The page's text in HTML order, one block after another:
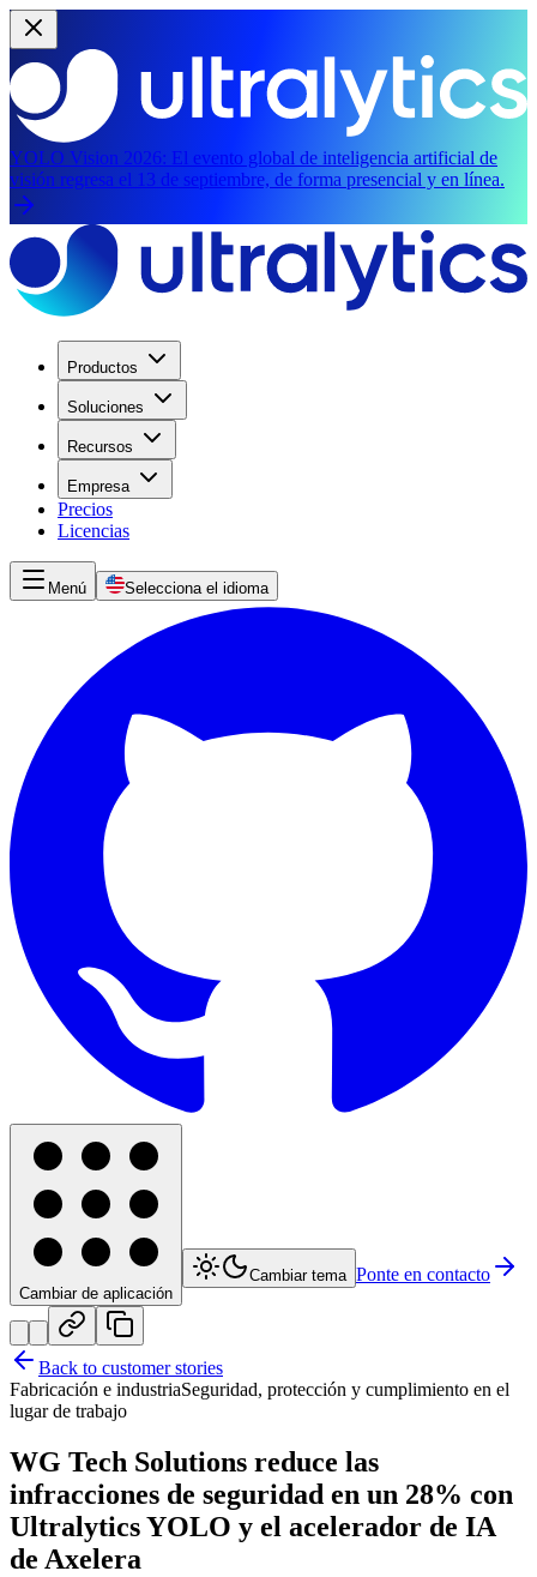
YOLO Vision 2026: El evento global de inteligencia artificial de
visión regresa el 13 de septiembre, de forma presencial y en línea.
Productos
Soluciones
Recursos
Empresa
Precios
Licencias
Menú Selecciona el idioma
Cambiar de aplicación
Cambiar tema Ponte en contacto
Back to customer stories
Fabricación e industriaSeguridad, protección y cumplimiento en el
lugar de trabajo
WG Tech Solutions reduce las
infracciones de seguridad en un 28% con
Ultralytics YOLO y el acelerador de IA
de Axelera